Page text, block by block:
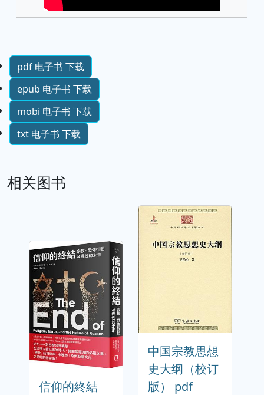
pdf 电子书 下载
epub 电子书 下载
mobi 电子书 下载
txt 电子书 下载
相关图书
信仰的終結
中国宗教思想
史大纲（校订
版） pdf